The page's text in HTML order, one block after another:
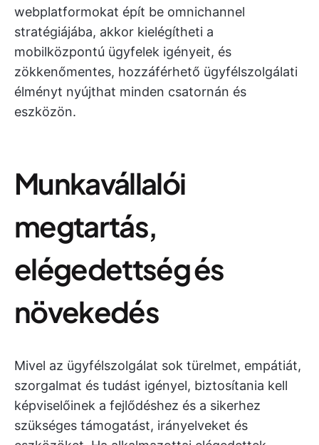
webplatformokat épít be omnichannel
stratégiájába, akkor kielégítheti a
mobilközpontú ügyfelek igényeit, és
zökkenőmentes, hozzáférhető ügyfélszolgálati
élményt nyújthat minden csatornán és
eszközön.
Munkavállalói
megtartás,
elégedettség és
növekedés
Mivel az ügyfélszolgálat sok türelmet, empátiát,
szorgalmat és tudást igényel, biztosítania kell
képviselőinek a fejlődéshez és a sikerhez
szükséges támogatást, irányelveket és